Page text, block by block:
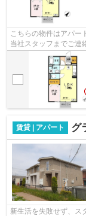
こちらの物件はアパー
当社スタッフまでご連
賃貸 | アパート グ
新生活を失敗せず、ス